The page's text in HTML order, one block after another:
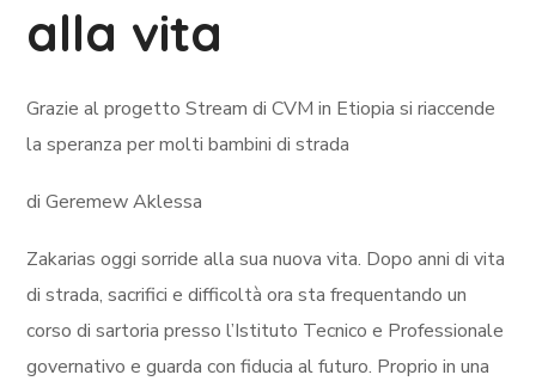
alla vita
Grazie al progetto Stream di CVM in Etiopia si riaccende
la speranza per molti bambini di strada
di Geremew Aklessa
Zakarias oggi sorride alla sua nuova vita. Dopo anni di vita
di strada, sacrifici e difficoltà ora sta frequentando un
corso di sartoria presso l’Istituto Tecnico e Professionale
governativo e guarda con fiducia al futuro. Proprio in una